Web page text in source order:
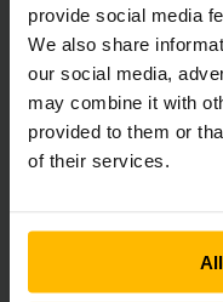
provide social media
We also share
our social media,
may combine it with
provided to them or
of their services.
Udo Panenka is
bij het Canadese ATS
sinds mei 2019. Van
managementfuncties
eerst bij Kollmorgen en
heeft twee kinderen.